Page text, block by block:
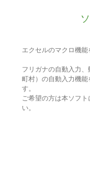
エクセルのマクロ機能
フリガナの自動入力
町村）の自動入力機
す。
ご希望の方は本ソフ
い。